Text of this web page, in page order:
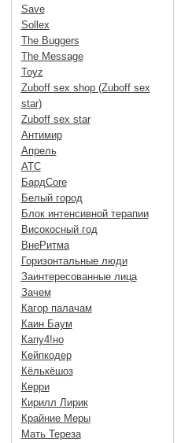
Save
Sollex
The Buggers
The Message
Toyz
Zuboff sex shop (Zuboff sex
star)
Zuboff sex star
Антимир
Апрель
АТС
БардCore
Белый город
Блок интенсивной терапии
Високосный год
ВнеРитма
Горизонтальные люди
Заинтересованные лица
Зачем
Кагор палачам
Каин Баум
Капу4!но
Кейпкодер
Кёлькёшоз
Керри
Кирилл Лирик
Крайние Меры
Мать Тереза